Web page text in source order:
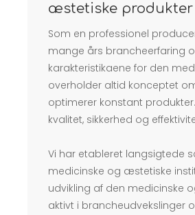
æstetiske produkter
Som en professionel
mange års brancheerfaring
karakteristikaene for den
overholder altid konceptet
optimerer konstant
kvalitet, sikkerhed og
Vi har etableret langsigtede
medicinske og æstetiske
udvikling af den medicinske
aktivt i brancheudvekslinger